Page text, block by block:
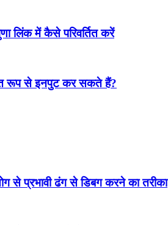
लिंक में कैसे परिवर्तित करें
रूप से इनपुट कर सकते हैं?
से प्रभावी ढंग से डिबग करने का तरीका